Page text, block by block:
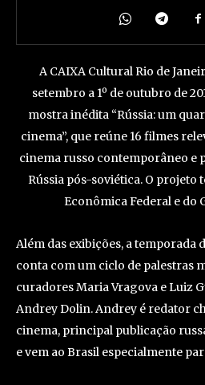
A CAIXA Cultural Rio de
setembro a 1º de outubro de
mostra inédita “Rússia: um
cinema”, que reúne 16 filmes
cinema russo contemporâneo e
Rússia pós-soviética. O projeto
Econômica Federal e do
Além das exibições, a temporada
conta com um ciclo de palestras
curadores Maria Vragova e Luiz
Andrey Dolin. Andrey é redator
cinema, principal publicação
e vem ao Brasil especialmente